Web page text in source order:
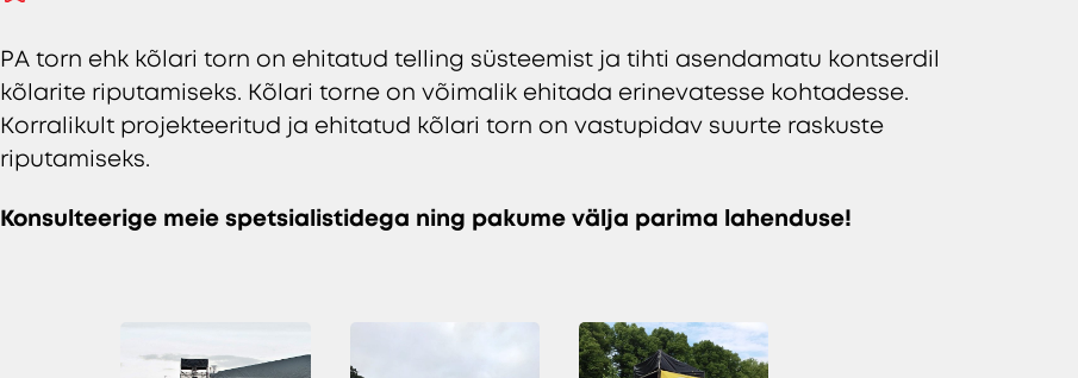
PA torn ehk kõlari torn on ehitatud telling süsteemist ja tihti asendamatu kontserdil
kõlarite riputamiseks. Kõlari torne on võimalik ehitada erinevatesse kohtadesse.
Korralikult projekteeritud ja ehitatud kõlari torn on vastupidav suurte raskuste
riputamiseks.
Konsulteerige meie spetsialistidega ning pakume välja parima lahenduse!